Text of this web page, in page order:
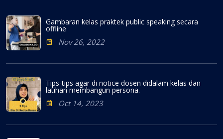
Gambaran kelas praktek public speaking secara
offline
Nov 26, 2022
Tips-tips agar di notice dosen didalam kelas dan
latihan membangun persona.
Oct 14, 2023